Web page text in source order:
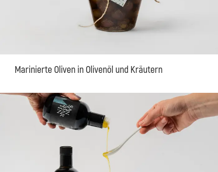
Marinierte Oliven in Olivenöl und Kräutern